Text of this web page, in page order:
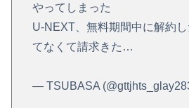
やってしまった
U-NEXT、無料期間中に解約
てなくて請求きた…
— TSUBASA